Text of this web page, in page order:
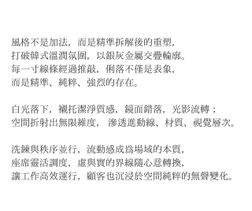
風格不是加法，而是精準拆解後的重塑，
打破韓式溫潤氛圍，以銀灰金屬交疊輪廓。
每一寸線條經過推敲，俐落不僅是表象，
而是精準、純粹、強烈的存在。
白光落下，襯托潔淨質感，鏡面錯落，光影流轉；
空間折射出無限維度， 滲透進動線、材質、視覺層次。
洗鍊與秩序並行，流動感成為場域的本質，
座席靈活調度，虛與實的界線隨心意轉換，
讓工作高效運行，顧客也沉浸於空間純粹的無聲變化。